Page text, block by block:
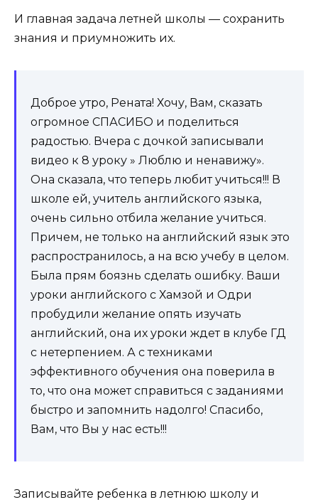
И главная задача летней школы — сохранить
знания и приумножить их.
Доброе утро, Рената! Хочу, Вам, сказать
огромное СПАСИБО и поделиться
радостью. Вчера с дочкой записывали
видео к 8 уроку » Люблю и ненавижу».
Она сказала, что теперь любит учиться!!! В
школе ей, учитель английского языка,
очень сильно отбила желание учиться.
Причем, не только на английский язык это
распространилось, а на всю учебу в целом.
Была прям боязнь сделать ошибку. Ваши
уроки английского с Хамзой и Одри
пробудили желание опять изучать
английский, она их уроки ждет в клубе ГД
с нетерпением. А с техниками
эффективного обучения она поверила в
то, что она может справиться с заданиями
быстро и запомнить надолго! Спасибо,
Вам, что Вы у нас есть!!!
Записывайте ребенка в летнюю школу и